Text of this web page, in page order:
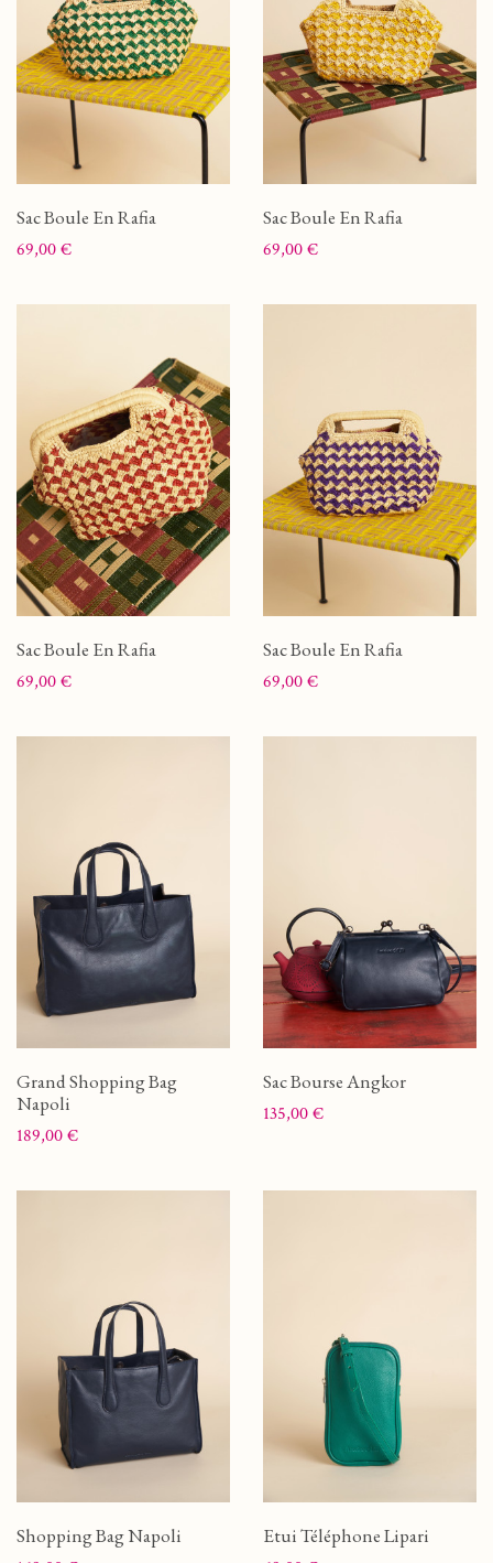
Sac Boule En Rafia
Prix
69,00 €
Sac Boule En Rafia
Prix
69,00 €
Sac Boule En Rafia
Prix
69,00 €
Sac Boule En Rafia
Prix
69,00 €
Grand Shopping Bag
Napoli
Prix
189,00 €
Sac Bourse Angkor
Prix
135,00 €
Shopping Bag Napoli Etui Téléphone Lipari